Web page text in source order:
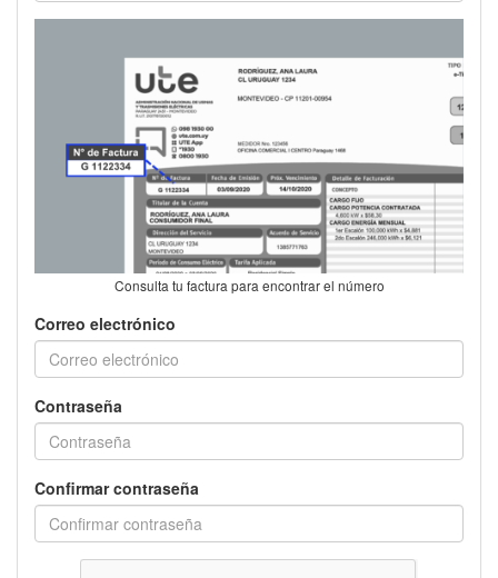
Consulta tu factura para encontrar el número
Correo electrónico
Contraseña
Confirmar contraseña